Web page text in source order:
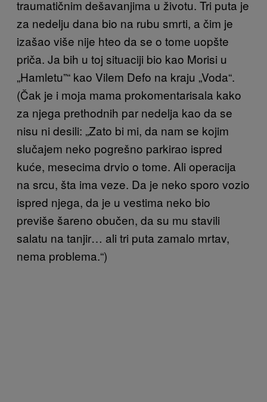
traumatičnim dešavanjima u životu. Tri puta je
za nedelju dana bio na rubu smrti, a čim je
izašao više nije hteo da se o tome uopšte
priča. Ja bih u toj situaciji bio kao Morisi u
„Hamletu”“ kao Vilem Defo na kraju „Voda“.
(Čak je i moja mama prokomentarisala kako
za njega prethodnih par nedelja kao da se
nisu ni desili: „Zato bi mi, da nam se kojim
slučajem neko pogrešno parkirao ispred
kuće, mesecima drvio o tome. Ali operacija
na srcu, šta ima veze. Da je neko sporo vozio
ispred njega, da je u vestima neko bio
previše šareno obučen, da su mu stavili
salatu na tanjir… ali tri puta zamalo mrtav,
nema problema.“)